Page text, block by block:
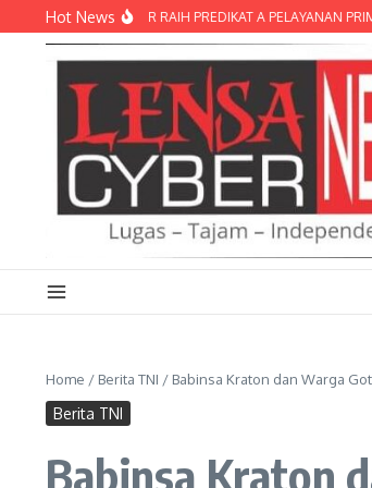
Lewati ke konten
Hot News
LOMBOK TIMUR RAIH PREDIKAT A PELAYANAN PRIMA,
Home / Berita TNI / Babinsa Kraton dan Warga
Berita TNI
Babinsa Kraton